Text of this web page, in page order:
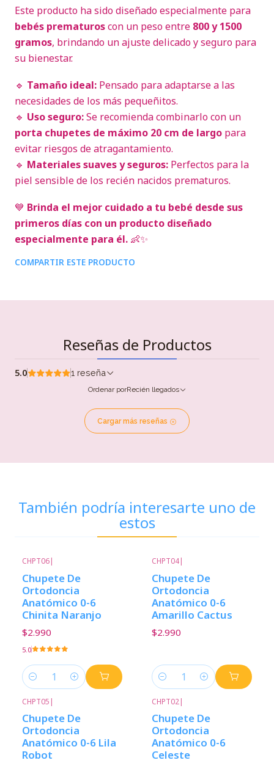
Este producto ha sido diseñado especialmente para
bebés prematuroscon un peso entre 800 y 1500
gramos, brindando un ajuste delicado y seguro para
su bienestar.
🔹 Tamaño ideal: Pensado para adaptarse a las
necesidades de los más pequeñitos.
🔹 Uso seguro:Se recomienda combinarlo con un
porta chupetes de máximo 20 cm de largo para
evitar riesgos de atragantamiento.
🔹 Materiales suaves y seguros: Perfectos para la
piel sensible de los recién nacidos prematuros.
💙 Brinda el mejor cuidado a tu bebé desde sus
primeros días con un producto diseñado
especialmente para él. 👶✨
COMPARTIR ESTE PRODUCTO
Reseñas de Productos
5.0 1 reseña
Ordenar porRecién llegados
Cargar más reseñas
También podría interesarte uno de
estos
CHPT06|
Chupete De
Ortodoncia
Anatómico 0-6
Chinita Naranjo
$2.990
5.0
Cantidad
CHPT04|
Chupete De
Ortodoncia
Anatómico 0-6
Amarillo Cactus
$2.990
Cantidad
CHPT05 |
Chupete De
Ortodoncia
Anatómico 0-6 Lila
Robot
CHPT02|
Chupete De
Ortodoncia
Anatómico 0-6
Celeste